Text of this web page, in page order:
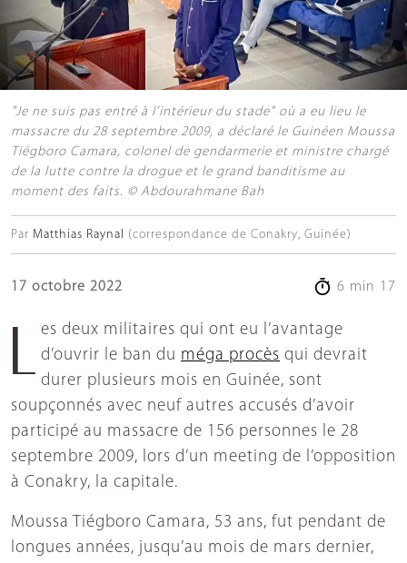
"Je ne suis pas entré à l’intérieur du stade" où a eu lieu le
massacre du 28 septembre 2009, a déclaré le Guinéen Moussa
Tiégboro Camara, colonel de gendarmerie et ministre chargé
de la lutte contre la drogue et le grand banditisme au
moment des faits. © Abdourahmane Bah
Par Matthias Raynal (correspondance de Conakry, Guinée)
17 octobre 2022 6 min 17
d’ouvrir le ban du méga procès qui devrait
durer plusieurs mois en Guinée, sont
soupçonnés avec neuf autres accusés d’avoir
participé au massacre de 156 personnes le 28
septembre 2009, lors d’un meeting de l’opposition
à Conakry, la capitale.
Moussa Tiégboro Camara, 53 ans, fut pendant de
longues années, jusqu’au mois de mars dernier,